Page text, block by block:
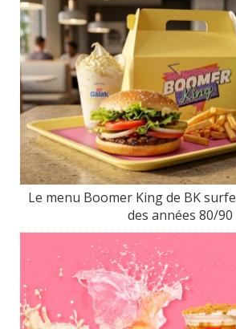
Le menu Boomer King de BK
des années 80/90